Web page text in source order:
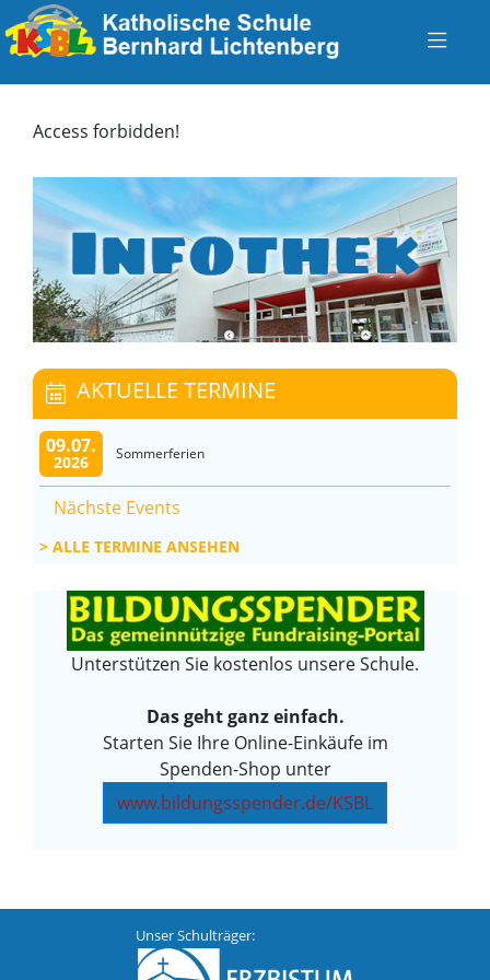
Access forbidden!
AKTUELLE TERMINE
09.07.
2026 Sommerferien
Nächste Events
ALLE TERMINE ANSEHEN
Unterstützen Sie kostenlos unsere Schule.
Das geht ganz einfach.
Starten Sie Ihre Online-Einkäufe im
Spenden-Shop unter
www.bildungsspender.de/KSBL
Unser Schulträger: